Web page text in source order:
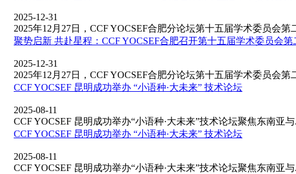
2025-12-31
2025年12月27日，CCF YOCSEF合肥分论坛第十五届学术委员会第
聚势启新 共赴星程：CCF YOCSEF合肥召开第十五届学术委员会第
2025-12-31
2025年12月27日，CCF YOCSEF合肥分论坛第十五届学术委员会第
CCF YOCSEF 昆明成功举办 “小语种·大未来” 技术论坛
2025-08-11
CCF YOCSEF 昆明成功举办“小语种·大未来”技术论坛聚焦东南亚与
CCF YOCSEF 昆明成功举办 “小语种·大未来” 技术论坛
2025-08-11
CCF YOCSEF 昆明成功举办“小语种·大未来”技术论坛聚焦东南亚与